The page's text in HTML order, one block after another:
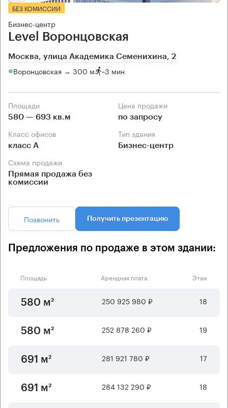
БЕЗ КОМИССИИ
Бизнес-центр
Level Воронцовская
Москва, улица Академика Семенихина, 2
Воронцовская → 300 м ~3 мин
Площади
580 — 693 кв.м
Цена продажи
по запросу
Класс офисов
класс А
Тип здания
Бизнес-центр
Схема продажи
Прямая продажа без
комиссии
Позвонить Получить презентацию
Предложения по продаже в этом здании:
Площадь Арендная плата Этаж
580 м² 250 925 980 ₽ 18
580 м² 252 878 260 ₽ 19
691 м² 281 921 780 ₽ 17
691 м² 284 132 290 ₽ 18